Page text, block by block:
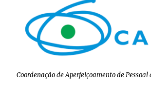
Coordenação de Aperfeiçoamento de